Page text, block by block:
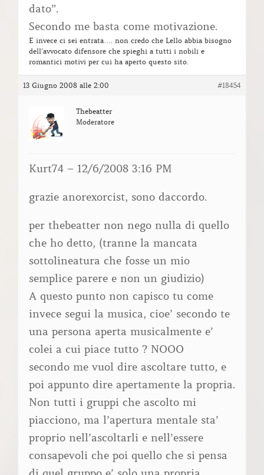
dato”.
Secondo me basta come motivazione.
E invece ci sei entrata…. non credo che Lello abbia bisogno
dell’avvocato difensore che spieghi a tutti i nobili e
romantici motivi per cui ha aperto questo sito.
13 Giugno 2008 alle 2:00 #18454
Thebeatter
Moderatore
Kurt74 – 12/6/2008 3:16 PM
grazie anorexorcist, sono daccordo.
per thebeatter non nego nulla di quello
che ho detto, (tranne la mancata
sottolineatura che fosse un mio
semplice parere e non un giudizio)
A questo punto non capisco tu come
invece segui la musica, cioe’ secondo te
una persona aperta musicalmente e’
colei a cui piace tutto ? NOOO
secondo me vuol dire ascoltare tutto, e
poi appunto dire apertamente la propria.
Non tutti i gruppi che ascolto mi
piacciono, ma l’apertura mentale sta’
proprio nell’ascoltarli e nell’essere
consapevoli che poi quello che si pensa